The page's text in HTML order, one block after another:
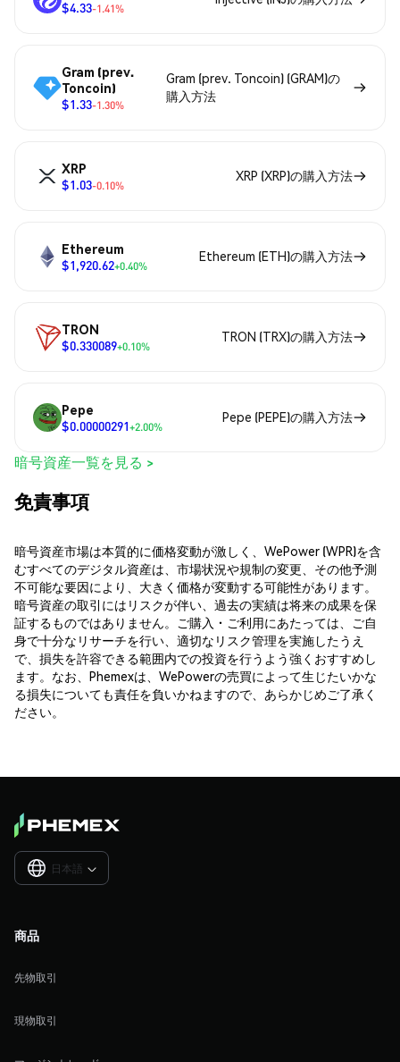
$4.33-1.41%
Gram (prev.
Toncoin)
$1.33-1.30%
Gram (prev. Toncoin) (GRAM)の
購入方法
XRP
$1.03-0.10%
XRP (XRP)の購入方法
Ethereum
$1,920.62+0.40%
Ethereum (ETH)の購入方法
TRON
$0.330089+0.10%
TRON (TRX)の購入方法
Pepe
$0.00000291+2.00%
Pepe (PEPE)の購入方法
暗号資産一覧を見る >
免責事項
暗号資産市場は本質的に価格変動が激しく、WePower (WPR)を含
むすべてのデジタル資産は、市場状況や規制の変更、その他予測
不可能な要因により、大きく価格が変動する可能性があります。
暗号資産の取引にはリスクが伴い、過去の実績は将来の成果を保
証するものではありません。ご購入・ご利用にあたっては、ご自
身で十分なリサーチを行い、適切なリスク管理を実施したうえ
で、損失を許容できる範囲内での投資を行うよう強くおすすめし
ます。なお、Phemexは、WePowerの売買によって生じたいかな
る損失についても責任を負いかねますので、あらかじめご了承く
ださい。
日本語 
商品
先物取引
現物取引